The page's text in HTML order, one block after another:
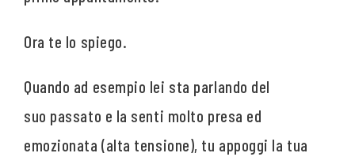
Ora te lo spiego.
Quando ad esempio lei sta parlando del
suo passato e la senti molto presa ed
emozionata (alta tensione), tu appoggi la tua